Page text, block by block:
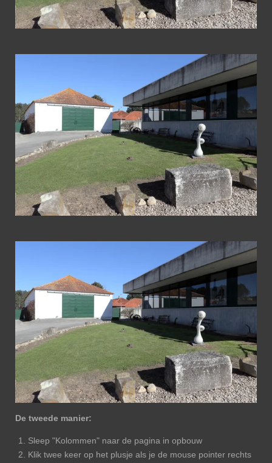
De tweede manier:
Sleep "Kolommen" naar de pagina in opbouw
Klik twee keer op het plusje als je de mouse pointer rechts